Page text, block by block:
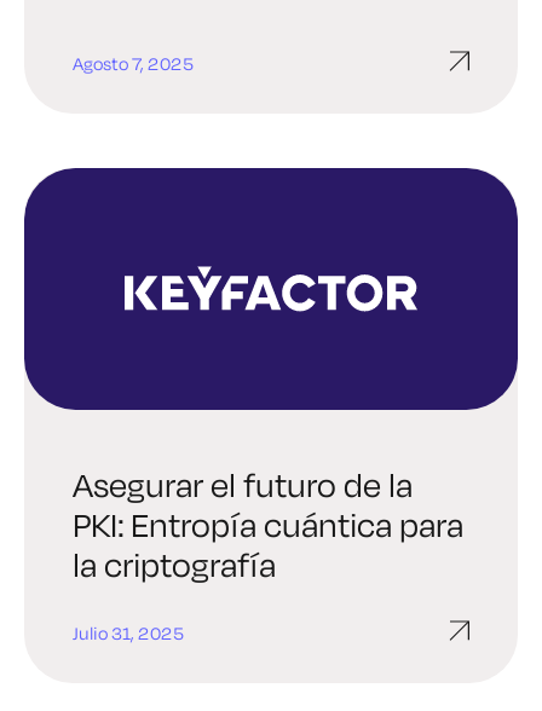
Agosto 7, 2025
Asegurar el futuro de la
PKI: Entropía cuántica para
la criptografía
Julio 31, 2025